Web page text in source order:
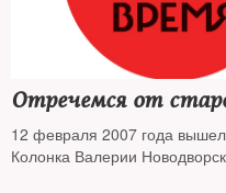
Отречемся от
12 февраля 2007 года
Колонка Валерии